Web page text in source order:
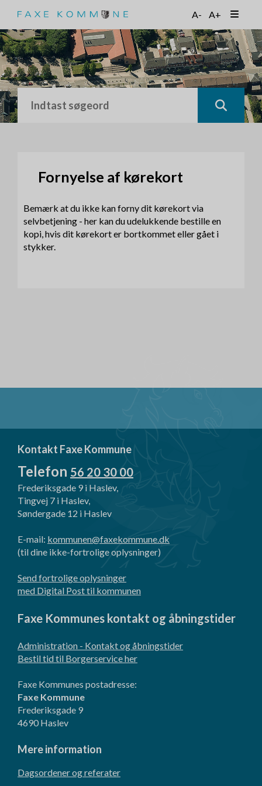
t
i
l
h
o
v
e
d
A- A+
Fornyelse af kørekort
Bemærk at du ikke kan forny dit kørekort via
selvbetjening - her kan du udelukkende bestille en
kopi, hvis dit kørekort er bortkommet eller gået i
stykker.
Kontakt Faxe Kommune
Telefon 56 20 30 00
Frederiksgade 9 i Haslev,
Tingvej 7 i Haslev,
Søndergade 12 i Haslev
E-mail: kommunen@faxekommune.dk
(til dine ikke-fortrolige oplysninger)
Send fortrolige oplysninger
med Digital Post til kommunen
Faxe Kommunes kontakt og åbningstider
Administration - Kontakt og åbningstider
Bestil tid til Borgerservice her
Faxe Kommunes postadresse:
Faxe Kommune
Frederiksgade 9
4690 Haslev
Mere information
Dagsordener og referater